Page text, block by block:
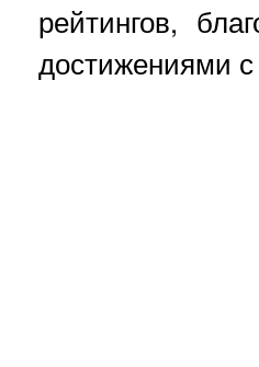
рейтингов,
достижениями